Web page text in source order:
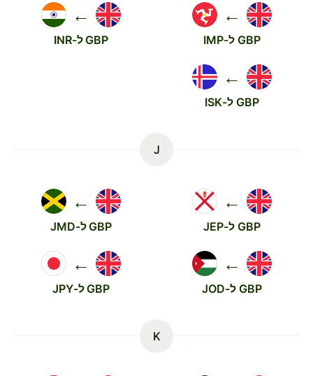
←
GBP ל-IMP
←
GBP ל-INR
←
GBP ל-ISK
J
←
GBP ל-JEP
←
GBP ל-JMD
←
GBP ל-JOD
←
GBP ל-JPY
K